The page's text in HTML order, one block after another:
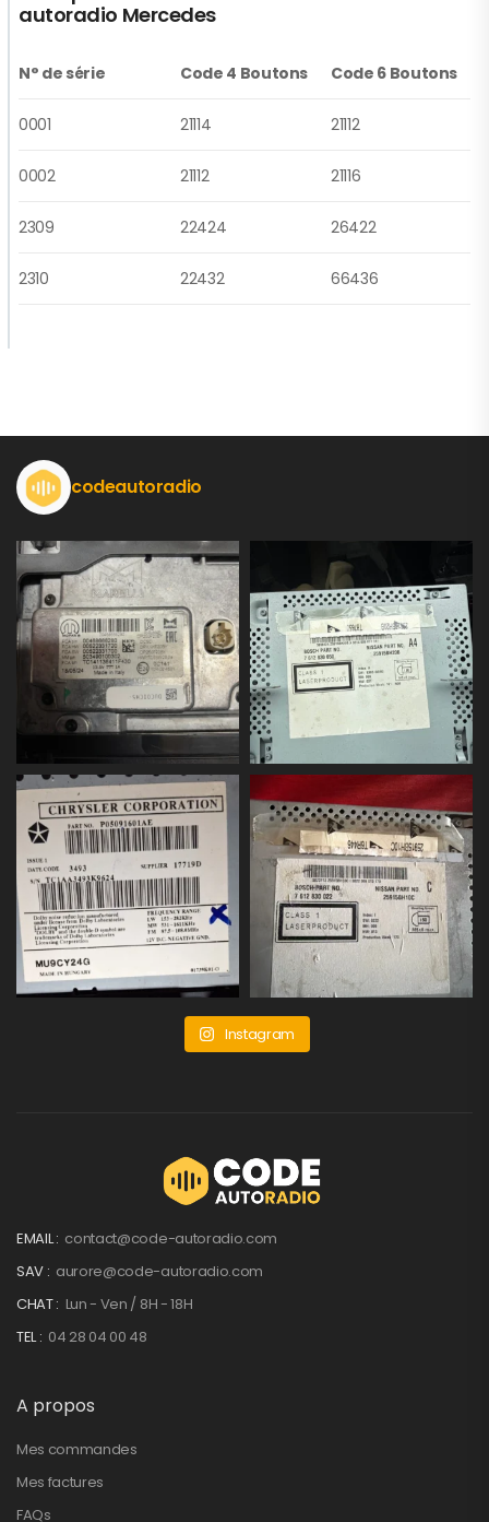
autoradio Mercedes
N° de série Code 4 Boutons Code 6 Boutons
0001 21114 21112
0002 21112 21116
2309 22424 26422
2310 22432 66436
codeautoradio
Instagram
EMAIL : contact@code-autoradio.com
SAV : aurore@code-autoradio.com
CHAT : Lun - Ven / 8H - 18H
TEL : 04 28 04 00 48
A propos
Mes commandes
Mes factures
FAQs